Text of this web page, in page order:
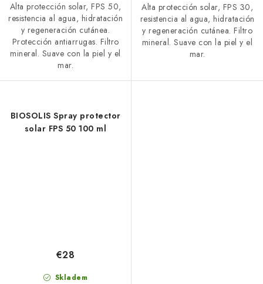
Alta protección solar, FPS 50,
resistencia al agua, hidratación
y regeneración cutánea.
Protección antiarrugas. Filtro
mineral. Suave con la piel y el
mar.
Alta protección solar, FPS 30,
resistencia al agua, hidratación
y regeneración cutánea. Filtro
mineral. Suave con la piel y el
mar.
BIOSOLIS Spray protector
solar FPS 50 100 ml
Skladem
€28